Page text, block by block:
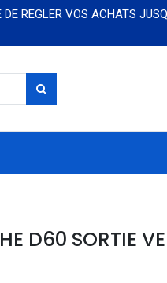
REGLER VOS ACHATS
D60 SORTIE